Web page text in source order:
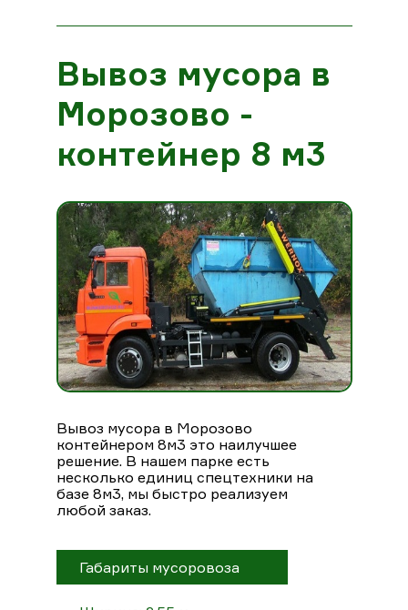
Вывоз мусора в
Морозово -
контейнер 8 м3
Вывоз мусора в Морозово
контейнером 8м3 это наилучшее
решение. В нашем парке есть
несколько единиц спецтехники на
базе 8м3, мы быстро реализуем
любой заказ.
Габариты мусоровоза